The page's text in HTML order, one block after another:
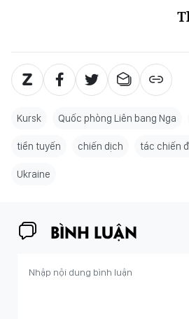
Kursk Quốc phòng Liên bang Nga
tiền tuyến chiến dịch tác chiến
Ukraine
BÌNH LUẬN